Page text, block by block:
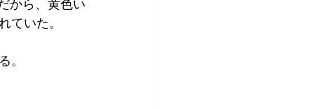
から、黄色い
ていた。
。